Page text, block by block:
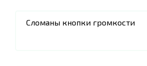
Сломаны кнопки громкости